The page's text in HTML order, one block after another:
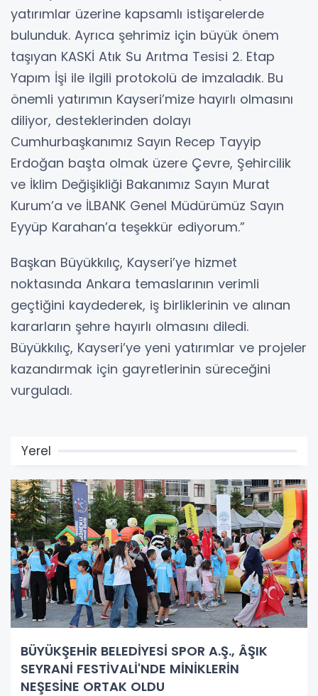
yatırımlar üzerine kapsamlı istişarelerde
bulunduk. Ayrıca şehrimiz için büyük önem
taşıyan KASKİ Atık Su Arıtma Tesisi 2. Etap
Yapım İşi ile ilgili protokolü de imzaladık. Bu
önemli yatırımın Kayseri’mize hayırlı olmasını
diliyor, desteklerinden dolayı
Cumhurbaşkanımız Sayın Recep Tayyip
Erdoğan başta olmak üzere Çevre, Şehircilik
ve İklim Değişikliği Bakanımız Sayın Murat
Kurum’a ve İLBANK Genel Müdürümüz Sayın
Eyyüp Karahan’a teşekkür ediyorum.”
Başkan Büyükkılıç, Kayseri’ye hizmet
noktasında Ankara temaslarının verimli
geçtiğini kaydederek, iş birliklerinin ve alınan
kararların şehre hayırlı olmasını diledi.
Büyükkılıç, Kayseri’ye yeni yatırımlar ve projeler
kazandırmak için gayretlerinin süreceğini
vurguladı.
Yerel
BÜYÜKŞEHİR BELEDİYESİ SPOR A.Ş., ÂŞIK
SEYRANİ FESTİVALİ'NDE MİNİKLERİN
NEŞESİNE ORTAK OLDU